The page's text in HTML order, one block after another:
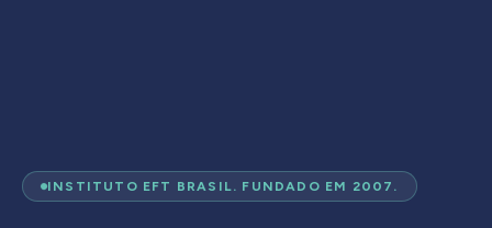
INSTITUTO EFT BRASIL. FUNDADO EM 2007.